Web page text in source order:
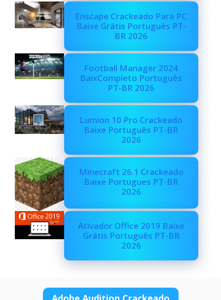
Enscape Crackeado Para PC
Baixe Grátis Português PT-
BR 2026
Football Manager 2024
BaixCompleto Português
PT-BR 2026
Lumion 10 Pro Crackeado
Baixe Português PT-BR
2026
Minecraft 26.1 Crackeado
Baixe Portugues PT-BR
2026
Ativador Office 2019 Baixe
Grátis Português PT-BR
2026